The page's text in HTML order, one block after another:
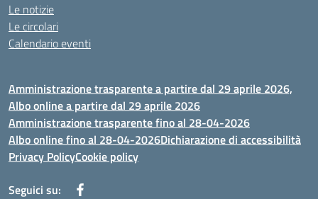
Le notizie
Le circolari
Calendario eventi
Amministrazione trasparente a partire dal 29 aprile 2026,
Albo online a partire dal 29 aprile 2026
Amministrazione trasparente fino al 28-04-2026
Albo online fino al 28-04-2026Dichiarazione di accessibilità
Privacy PolicyCookie policy
Seguici su: